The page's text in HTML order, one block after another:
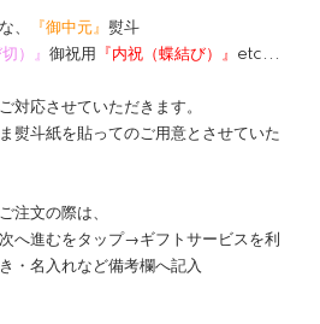
、 『御中元』 熨斗
）』 御祝用 『内祝（蝶結び）』 etc...
対応させていただきます。
熨斗紙を貼ってのご用意とさせていた
注文の際は、
へ進むをタップ→ギフトサービスを利
・名入れなど備考欄へ記入